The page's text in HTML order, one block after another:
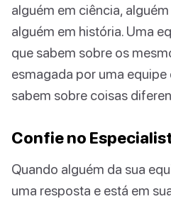
alguém em ciência,
alguém em história. Uma
que sabem sobre os
esmagada por uma
sabem sobre coisas
Confie no
Quando alguém da sua
uma resposta e está em